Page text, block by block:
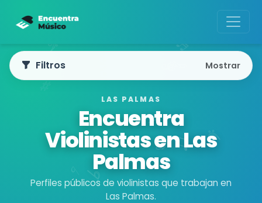
LAS PALMAS
Encuentra
Violinistas en Las
Palmas
Perfiles públicos de violinistas que trabajan en
Las Palmas.
Filtros Mostrar